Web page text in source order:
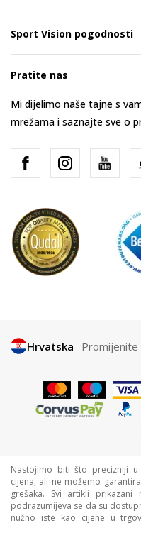
Sport Vision pogodnosti
Pratite nas
Mi dijelimo naše tajne s
mrežama i saznajte sve o
Hrvatska Promijenite
Nastojimo biti što precizniji
cijena, ali ne možemo
grešaka. Svi artikli
podrazumijeva se da su
nužno iste kao cijene u